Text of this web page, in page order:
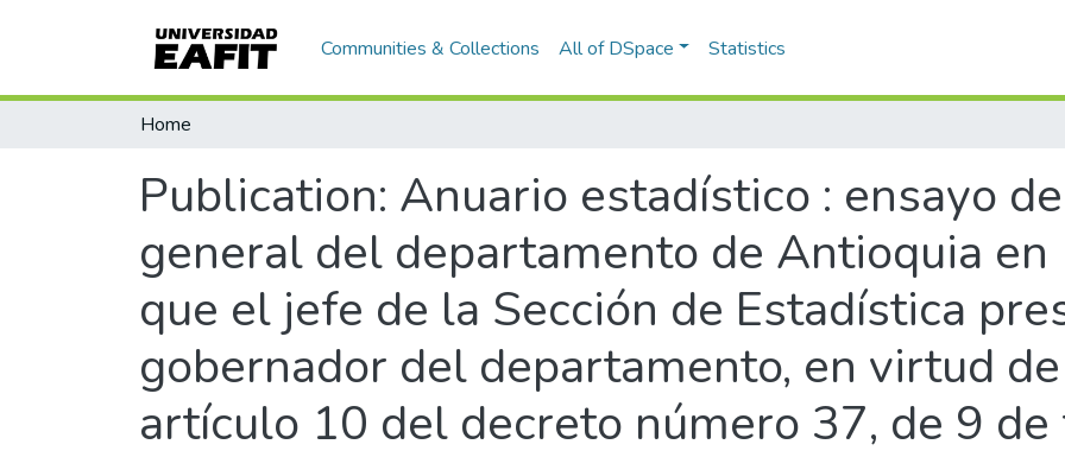
Communities & Collections All of DSpace Statistics
Home
Publication: Anuario estadístico : ensayo
general del departamento de Antioquia
que el jefe de la Sección de Estadística
gobernador del departamento, en virtud
artículo 10 del decreto número 37, de 9